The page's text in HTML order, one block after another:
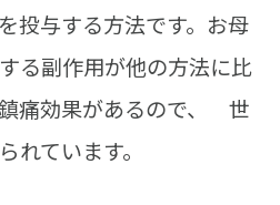
投与する方法です。お母
る副作用が他の方法に比
痛効果があるので、 世
れています。